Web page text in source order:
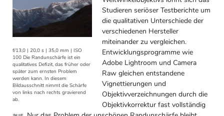
f/13,0 | 20,0 s | 35,0 mm | ISO
100 Die Randunschärfe ist ein
qualitatives Defizit, das früher oder
später zum ernsten Problem
werden kann. In diesem
Bildausschnitt nimmt die Schärfe
von links nach rechts gravierend
ab.
Studieren seriöser Testberichte um
die qualitativen Unterschiede der
verschiedenen Hersteller
miteinander zu vergleichen.
Entwicklungsprogramme wie
Adobe Lightroom und Camera
Raw gleichen entstandene
Vignettierungen und
Objektivverzeichnungen durch die
Objektivkorrektur fast vollständig